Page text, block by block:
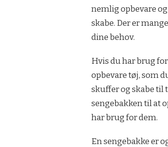
nemlig opbevare
skabe. Der er
dine behov.
Hvis du har brug
opbevare tøj, som
skuffer og skabe til
sengebakken til at
har brug for dem.
En sengebakke er